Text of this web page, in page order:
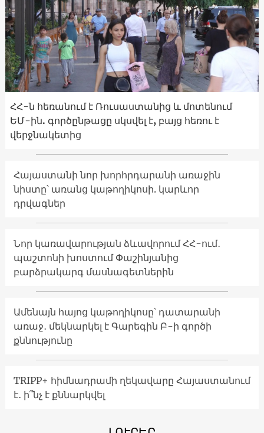
ՀՀ-ն հեռանում է Ռուսաստանից և մոտենում
ԵՄ-ին. գործընթացը սկսվել է, բայց հեռու է
վերջնակետից
Հայաստանի նոր խորհրդարանի առաջին
նիստը՝ առանց կաթողիկոսի. կարևոր
դրվագներ
Նոր կառավարության ձևավորում ՀՀ-ում․
պաշտոնի խոստում Փաշինյանից
բարձրակարգ մասնագետներին
Ամենայն հայոց կաթողիկոսը՝ դատարանի
առաջ․ մեկնարկել է Գարեգին Բ-ի գործի
քննությունը
TRIPP+ հիմնադրամի ղեկավարը Հայաստանում
է․ ի՞նչ է քննարկվել